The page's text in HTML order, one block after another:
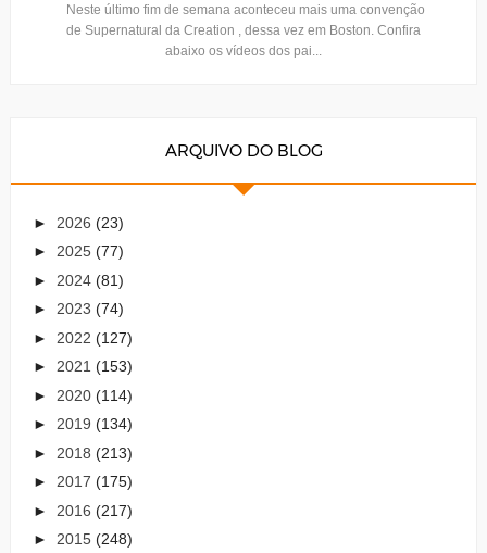
Neste último fim de semana aconteceu mais uma convenção
de Supernatural da Creation , dessa vez em Boston. Confira
abaixo os vídeos dos pai...
ARQUIVO DO BLOG
► 2026 (23)
► 2025 (77)
► 2024 (81)
► 2023 (74)
► 2022 (127)
► 2021 (153)
► 2020 (114)
► 2019 (134)
► 2018 (213)
► 2017 (175)
► 2016 (217)
► 2015 (248)